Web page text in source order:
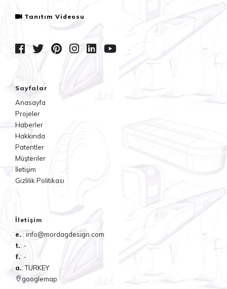
Tanıtım Videosu
Sayfalar
Anasayfa
Projeler
Haberler
Hakkında
Patentler
Müşteriler
İletişim
Gizlilik Politikası
İletişim
e. : info@mordagdesign.com
t.: -
f.: -
a.: TURKEY
googlemap